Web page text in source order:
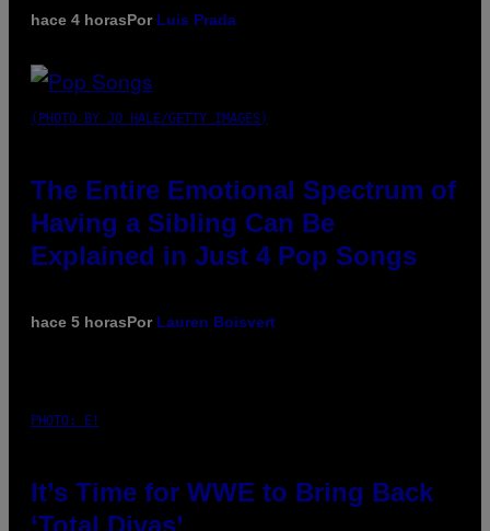
hace 4 horasPor Luis Prada
(PHOTO BY JO HALE/GETTY IMAGES)
The Entire Emotional Spectrum of
Having a Sibling Can Be
Explained in Just 4 Pop Songs
hace 5 horasPor Lauren Boisvert
PHOTO: E!
It’s Time for WWE to Bring Back
‘Total Divas’